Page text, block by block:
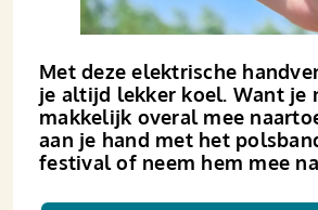
Met deze elektrische
je altijd lekker koel. Want je
makkelijk overal mee
aan je hand met het
festival of neem hem mee